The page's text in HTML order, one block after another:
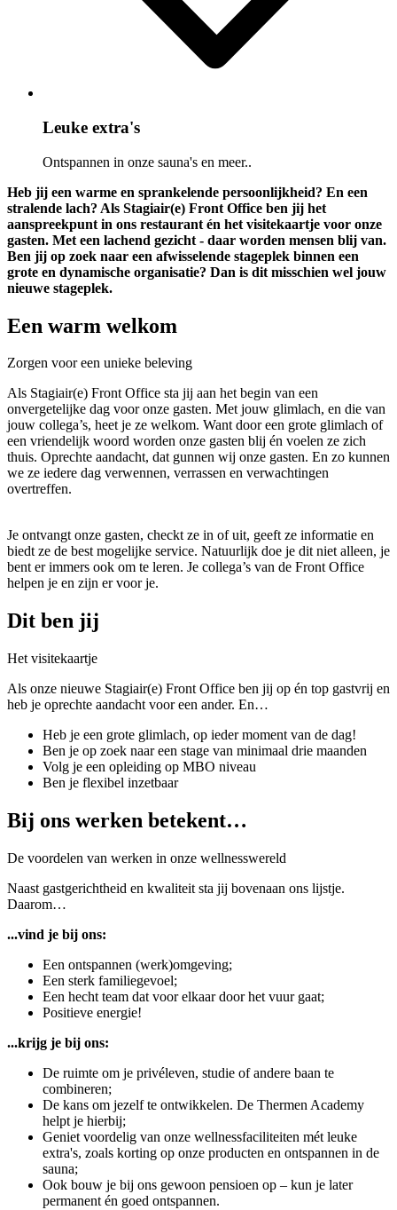
Leuke extra's
Ontspannen in onze sauna's en meer..
Heb jij een warme en sprankelende persoonlijkheid? En een
stralende lach? Als Stagiair(e) Front Office ben jij het
aanspreekpunt in ons restaurant én het visitekaartje voor onze
gasten. Met een lachend gezicht - daar worden mensen blij van.
Ben jij op zoek naar een afwisselende stageplek binnen een
grote en dynamische organisatie? Dan is dit misschien wel jouw
nieuwe stageplek.
Een warm welkom
Zorgen voor een unieke beleving
Als Stagiair(e) Front Office sta jij aan het begin van een
onvergetelijke dag voor onze gasten. Met jouw glimlach, en die van
jouw collega’s, heet je ze welkom. Want door een grote glimlach of
een vriendelijk woord worden onze gasten blij én voelen ze zich
thuis. Oprechte aandacht, dat gunnen wij onze gasten. En zo kunnen
we ze iedere dag verwennen, verrassen en verwachtingen
overtreffen.
Je ontvangt onze gasten, checkt ze in of uit, geeft ze informatie en
biedt ze de best mogelijke service. Natuurlijk doe je dit niet alleen, je
bent er immers ook om te leren. Je collega’s van de Front Office
helpen je en zijn er voor je.
Dit ben jij
Het visitekaartje
Als onze nieuwe Stagiair(e) Front Office ben jij op én top gastvrij en
heb je oprechte aandacht voor een ander. En…
Heb je een grote glimlach, op ieder moment van de dag!
Ben je op zoek naar een stage van minimaal drie maanden
Volg je een opleiding op MBO niveau
Ben je flexibel inzetbaar
Bij ons werken betekent…
De voordelen van werken in onze wellnesswereld
Naast gastgerichtheid en kwaliteit sta jij bovenaan ons lijstje.
Daarom…
...vind je bij ons:
Een ontspannen (werk)omgeving;
Een sterk familiegevoel;
Een hecht team dat voor elkaar door het vuur gaat;
Positieve energie!
...krijg je bij ons:
De ruimte om je privéleven, studie of andere baan te
combineren;
De kans om jezelf te ontwikkelen. De Thermen Academy
helpt je hierbij;
Geniet voordelig van onze wellnessfaciliteiten mét leuke
extra's, zoals korting op onze producten en ontspannen in de
sauna;
Ook bouw je bij ons gewoon pensioen op – kun je later
permanent én goed ontspannen.